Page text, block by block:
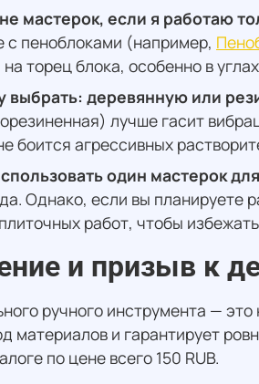
мастерок, если я работаю
с пеноблоками (например,
торец блока, особенно в
выбрать: деревянную или
лучше гасит
боится агрессивных
один мастерок
Однако, если вы планируете
работ, чтобы
и призыв к
ручного инструмента —
материалов и гарантирует
по цене всего 150 RUB.